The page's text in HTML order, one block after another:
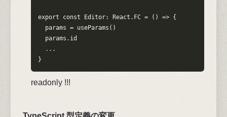
export const Editor: React.FC = () => {
  params = useParams()
  params.id
  ...
}
readonly !!!